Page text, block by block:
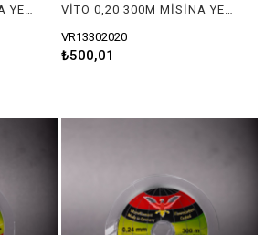
VR13302020
₺500,01